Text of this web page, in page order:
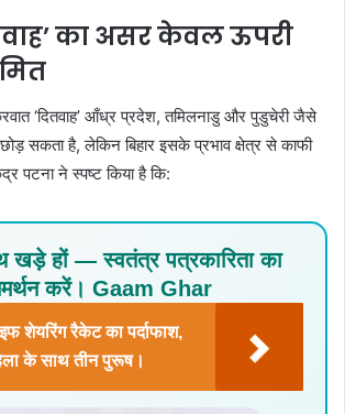
का असर केवल ऊपरी
‘दितवाह’ आँध्र प्रदेश, तमिलनाडु और पुडुचेरी जैसे
सकता है, लेकिन बिहार इसके प्रभाव क्षेत्र से काफी
पटना ने स्पष्ट किया है कि:
हों — स्वतंत्र पत्रकारिता का
करें। Gaam Ghar
शेयरिंग रैकेट का पर्दाफाश,
के साथ तीन पुरूष।